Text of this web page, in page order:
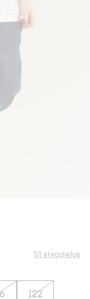
51 arvostelua
122